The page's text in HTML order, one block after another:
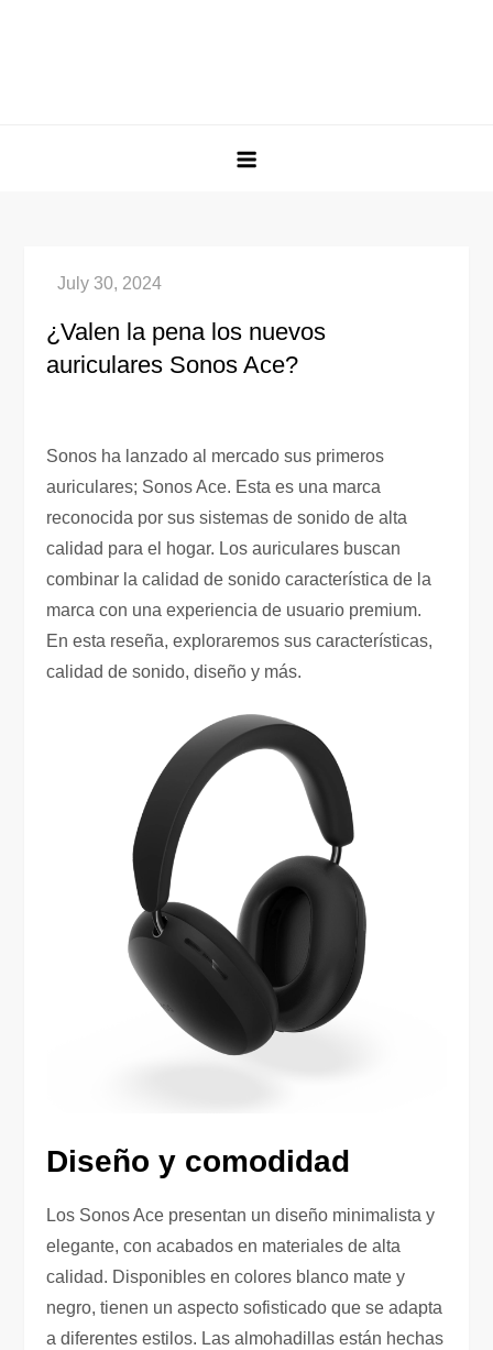
¿Valen la pena los nuevos
auriculares Sonos Ace?
Sonos ha lanzado al mercado sus primeros
auriculares; Sonos Ace. Esta es una marca
reconocida por sus sistemas de sonido de alta
calidad para el hogar. Los auriculares buscan
combinar la calidad de sonido característica de la
marca con una experiencia de usuario premium.
En esta reseña, exploraremos sus características,
calidad de sonido, diseño y más.
Diseño y comodidad
Los Sonos Ace presentan un diseño minimalista y
elegante, con acabados en materiales de alta
calidad. Disponibles en colores blanco mate y
negro, tienen un aspecto sofisticado que se adapta
a diferentes estilos. Las almohadillas están hechas